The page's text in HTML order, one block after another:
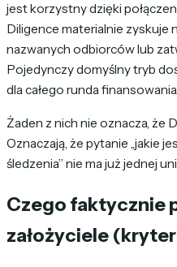
jest korzystny dzięki
Diligence materialnie zyskuje
nazwanych odbiorców lub
Pojedynczy domyślny tryb
dla całego runda finansowania.
Żaden z nich nie oznacza, że
Oznaczają, że pytanie „jakie
śledzenia” nie ma już jednej
Czego faktycznie
założyciele